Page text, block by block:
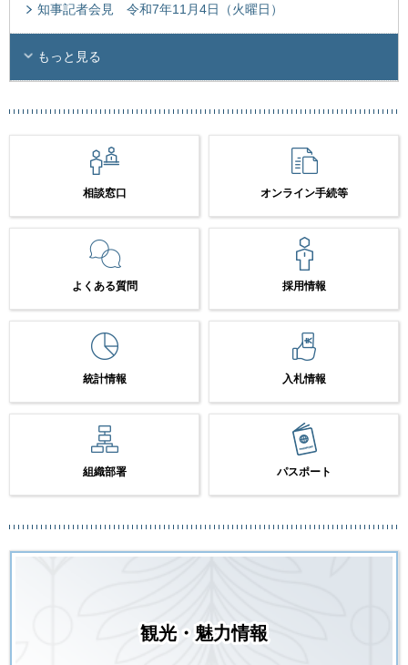
知事記者会見 令和7年11月4日（火曜日）
もっと見る
相談窓口 オンライン手続等
よくある質問 採用情報
統計情報 入札情報
組織部署 パスポート
観光・魅力情報